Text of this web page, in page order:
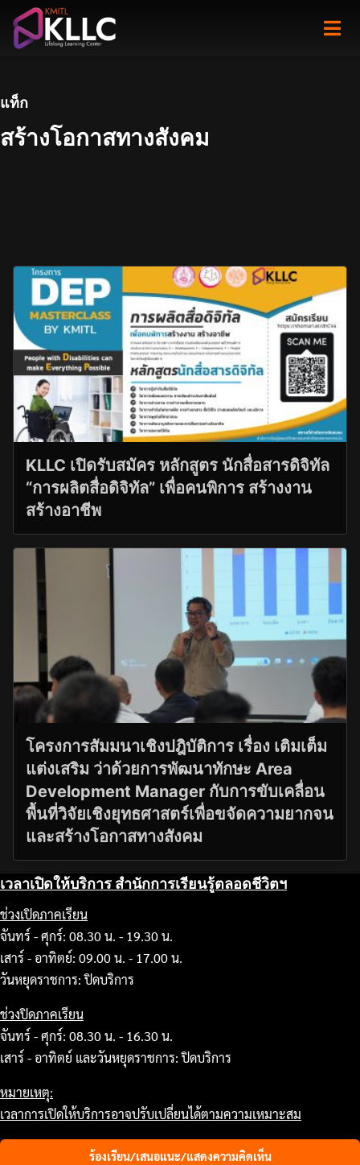
content
แท็ก
สร้างโอกาสทางสังคม
KLLC เปิดรับสมัคร หลักสูตร นักสื่อสารดิจิทัล
“การผลิตสื่อดิจิทัล” เพื่อคนพิการ สร้างงาน
สร้างอาชีพ
โครงการสัมมนาเชิงปฎิบัติการ เรื่อง เติมเต็ม
แต่งเสริม ว่าด้วยการพัฒนาทักษะ Area
Development Manager กับการขับเคลื่อน
พื้นที่วิจัยเชิงยุทธศาสตร์เพื่อขจัดความยากจน
และสร้างโอกาสทางสังคม
เวลาเปิดให้บริการ สำนักการเรียนรู้ตลอดชีวิตฯ
ช่วงเปิดภาคเรียน
จันทร์ - ศุกร์: 08.30 น. - 19.30 น.
เสาร์ - อาทิตย์: 09.00 น. - 17.00 น.
วันหยุดราชการ: ปิดบริการ
ช่วงปิดภาคเรียน
จันทร์ - ศุกร์: 08.30 น. - 16.30 น.
เสาร์ - อาทิตย์ และวันหยุดราชการ: ปิดบริการ
หมายเหตุ:
เวลาการเปิดให้บริการอาจปรับเปลี่ยนได้ตามความเหมาะสม
ร้องเรียน/เสนอแนะ/แสดงความคิดเห็น